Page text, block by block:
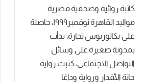
كاتبة روائية وصحفية مصرية
مواليد القاهرة نوفمبر١٩٩٩، حاصلة
على بكالوريوس تجارة، بدأت
بمدونة صغيرة على وسائل
التواصل الاجتماعي، كتبت رواية
حانة الأقدار ورواية وداعًا